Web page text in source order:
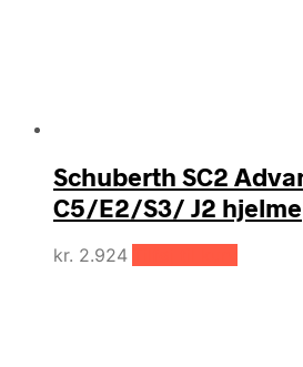
Schuberth SC2
C5/E2/S3/ J2 hjelme
kr. 2.924